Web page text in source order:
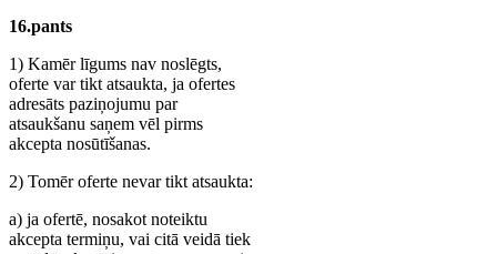
16.pants
1) Kamēr līgums nav noslēgts,
oferte var tikt atsaukta, ja ofertes
adresāts paziņojumu par
atsaukšanu saņem vēl pirms
akcepta nosūtīšanas.
2) Tomēr oferte nevar tikt atsaukta:
a) ja ofertē, nosakot noteiktu
akcepta termiņu, vai citā veidā tiek